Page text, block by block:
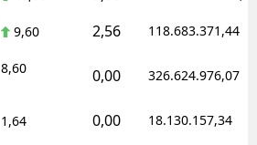
9,60 2,56 118.683.371,44
8,60 0,00 326.624.976,07
1,64 0,00 18.130.157,34